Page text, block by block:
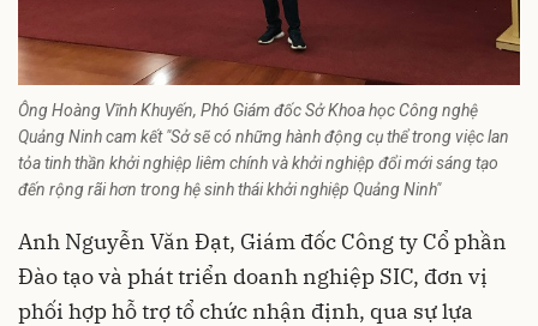
Ông Hoàng Vĩnh Khuyến, Phó Giám đốc Sở Khoa học Công nghệ
Quảng Ninh cam kết "Sở sẽ có những hành động cụ thể trong việc lan
tỏa tinh thần khởi nghiệp liêm chính và khởi nghiệp đổi mới sáng tạo
đến rộng rãi hơn trong hệ sinh thái khởi nghiệp Quảng Ninh"
Anh Nguyễn Văn Đạt, Giám đốc Công ty Cổ phần
Đào tạo và phát triển doanh nghiệp SIC, đơn vị
phối hợp hỗ trợ tổ chức nhận định, qua sự lựa